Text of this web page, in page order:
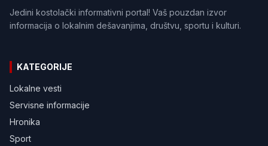
Jedini kostolački informativni portal! Vaš pouzdan izvor
informacija o lokalnim dešavanjima, društvu, sportu i kulturi.
KATEGORIJE
Lokalne vesti
Servisne informacije
Hronika
Sport